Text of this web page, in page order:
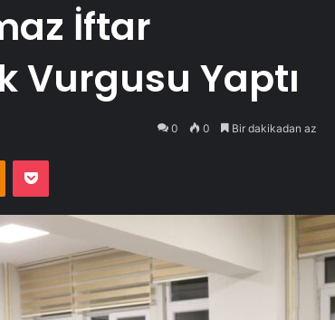
İftar
Vurgusu Yaptı
0 0 Bir dakikadan az
Odnoklassniki
Pocket